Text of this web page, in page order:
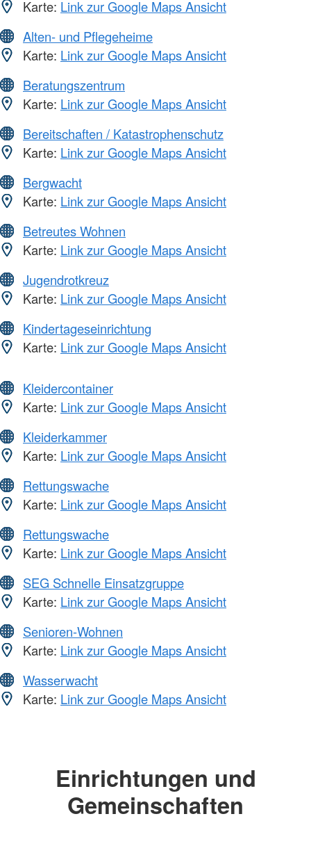
Karte: Link zur Google Maps Ansicht
Alten- und Pflegeheime
Karte: Link zur Google Maps Ansicht
Beratungszentrum
Karte: Link zur Google Maps Ansicht
Bereitschaften / Katastrophenschutz
Karte: Link zur Google Maps Ansicht
Bergwacht
Karte: Link zur Google Maps Ansicht
Betreutes Wohnen
Karte: Link zur Google Maps Ansicht
Jugendrotkreuz
Karte: Link zur Google Maps Ansicht
Kindertageseinrichtung
Karte: Link zur Google Maps Ansicht
Kleidercontainer
Karte: Link zur Google Maps Ansicht
Kleiderkammer
Karte: Link zur Google Maps Ansicht
Rettungswache
Karte: Link zur Google Maps Ansicht
Rettungswache
Karte: Link zur Google Maps Ansicht
SEG Schnelle Einsatzgruppe
Karte: Link zur Google Maps Ansicht
Senioren-Wohnen
Karte: Link zur Google Maps Ansicht
Wasserwacht
Karte: Link zur Google Maps Ansicht
Einrichtungen und
Gemeinschaften